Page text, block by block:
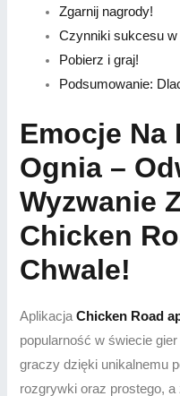
Zgarnij nagrody!
Czynniki sukcesu w
Pobierz i graj!
Podsumowanie:
Emocje Na
Ognia –
Wyzwanie
Chicken
Chwale!
AplikacjaChicken Road
popularność w świecie
graczy dzięki unikalnemu
rozgrywki oraz prostego, a